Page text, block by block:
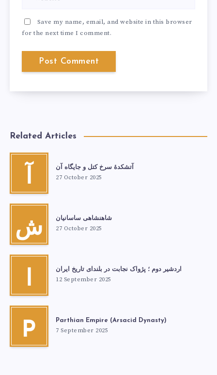
Save my name, email, and website in this browser
for the next time I comment.
Related Articles
آ آتشكدهٔ سرخ‌ کتل و جایگاه آن
27 October 2025
ش شاهنشاهی ساسانیان
27 October 2025
ا اردشیر دوم ؛ پژواک نجابت در بلندای تاریخ ایران
12 September 2025
P Parthian Empire (Arsacid Dynasty)
7 September 2025